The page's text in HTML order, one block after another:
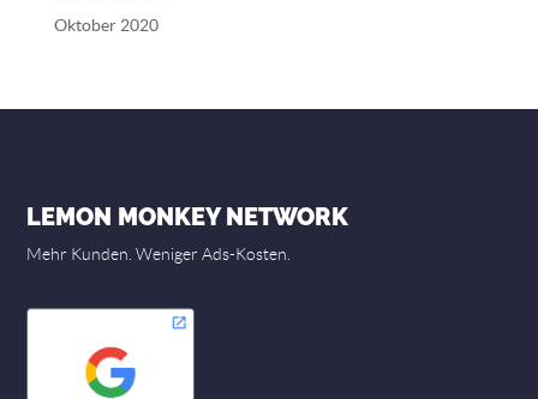
Oktober 2020
LEMON MONKEY NETWORK
Mehr Kunden. Weniger Ads-Kosten.